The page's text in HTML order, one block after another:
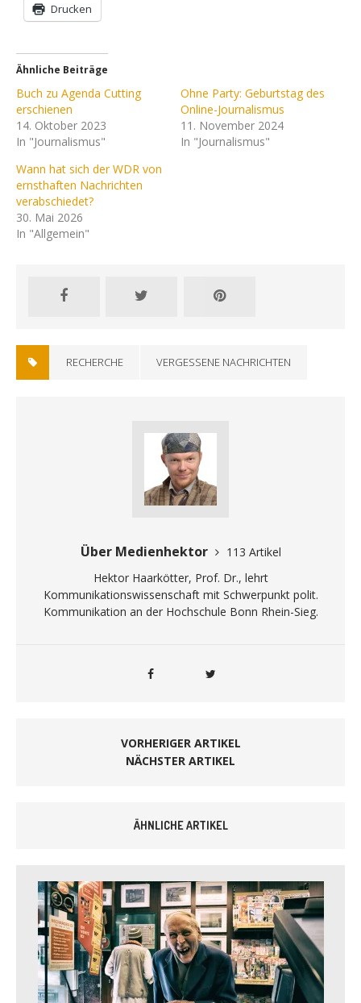
Drucken
Ähnliche Beiträge
Buch zu Agenda Cutting
erschienen
14. Oktober 2023
In "Journalismus"
Ohne Party: Geburtstag des
Online-Journalismus
11. November 2024
In "Journalismus"
Wann hat sich der WDR von
ernsthaften Nachrichten
verabschiedet?
30. Mai 2026
In "Allgemein"
RECHERCHE VERGESSENE NACHRICHTEN
Über Medienhektor
113 Artikel
Hektor Haarkötter, Prof. Dr., lehrt
Kommunikationswissenschaft mit Schwerpunkt polit.
Kommunikation an der Hochschule Bonn Rhein-Sieg.
VORHERIGER ARTIKEL
NÄCHSTER ARTIKEL
ÄHNLICHE ARTIKEL